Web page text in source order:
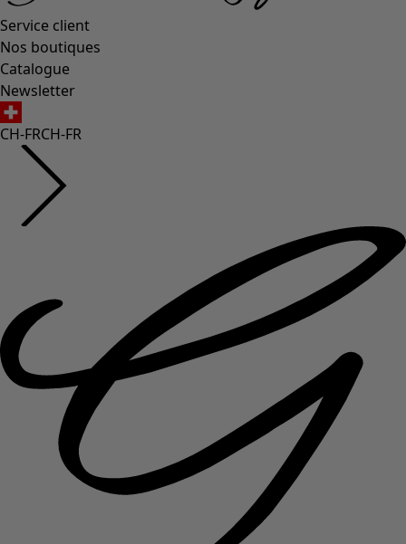
Service client
Nos boutiques
Catalogue
Newsletter
CH-FRCH-FR